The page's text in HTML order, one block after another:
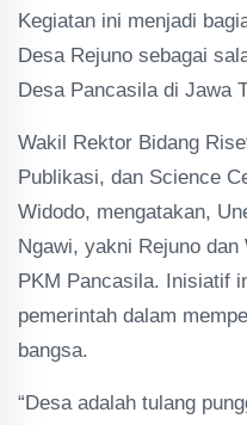
Kegiatan ini menjadi
Desa Rejuno sebagai
Desa Pancasila di Jawa
Wakil Rektor Bidang
Publikasi, dan Science
Widodo, mengatakan,
Ngawi, yakni Rejuno
PKM Pancasila. Inisiatif
pemerintah dalam
bangsa.
“Desa adalah tulang